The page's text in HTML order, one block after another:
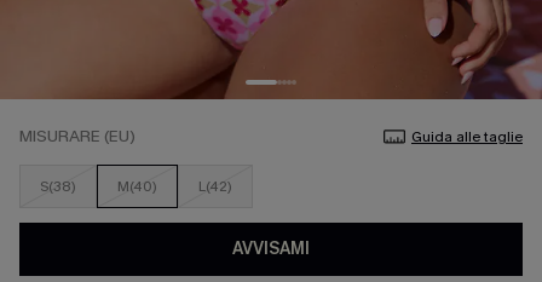
MISURARE (EU) Guida alle taglie
S(38) M(40) L(42)
AVVISAMI